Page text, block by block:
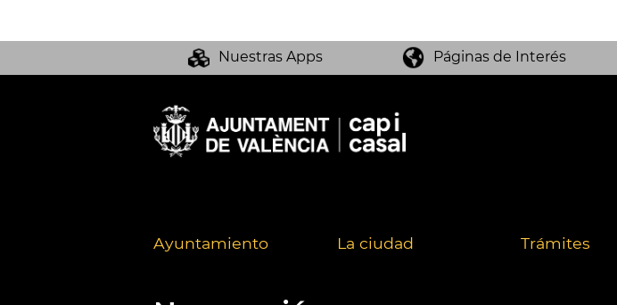
Nuestras Apps Páginas de Interés
Ayuntamiento La ciudad Trámites